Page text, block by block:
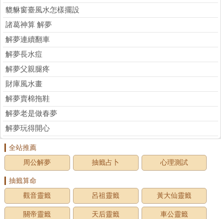
貔貅窗臺風水怎樣擺設
諸葛神算 解夢
解夢連續翻車
解夢長水痘
解夢父親腿疼
財庫風水畫
解夢賣棉拖鞋
解夢老是做春夢
解夢玩得開心
全站推薦
周公解夢
抽籤占卜 心理測試
抽籤算命
觀音靈籤
呂祖靈籤 黃大仙靈籤
關帝靈籤 天后靈籤 車公靈籤